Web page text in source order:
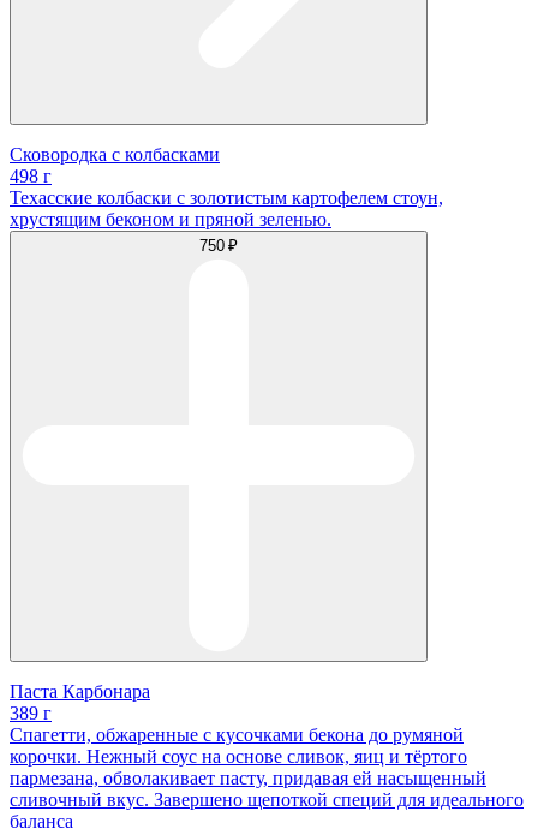
Сковородка с колбасками
498 г
Техасские колбаски с золотистым картофелем стоун,
хрустящим беконом и пряной зеленью.
750 ₽
Паста Карбонара
389 г
Спагетти, обжаренные с кусочками бекона до румяной
корочки. Нежный соус на основе сливок, яиц и тёртого
пармезана, обволакивает пасту, придавая ей насыщенный
сливочный вкус. Завершено щепоткой специй для идеального
баланса